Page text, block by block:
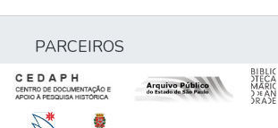
PARCEIROS